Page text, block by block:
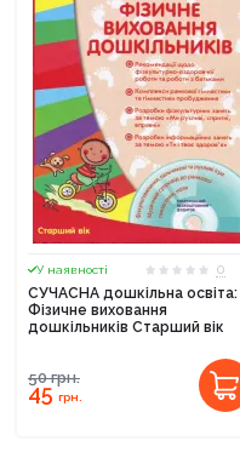
У наявності
0
СУЧАСНА дошкільна освіта:
Фізичне виховання
дошкільників Старший вік
50грн.
45грн.